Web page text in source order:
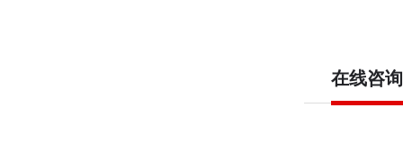
在线咨询